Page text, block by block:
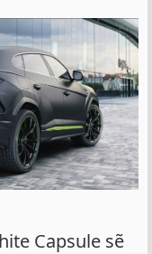
Capsule sẽ